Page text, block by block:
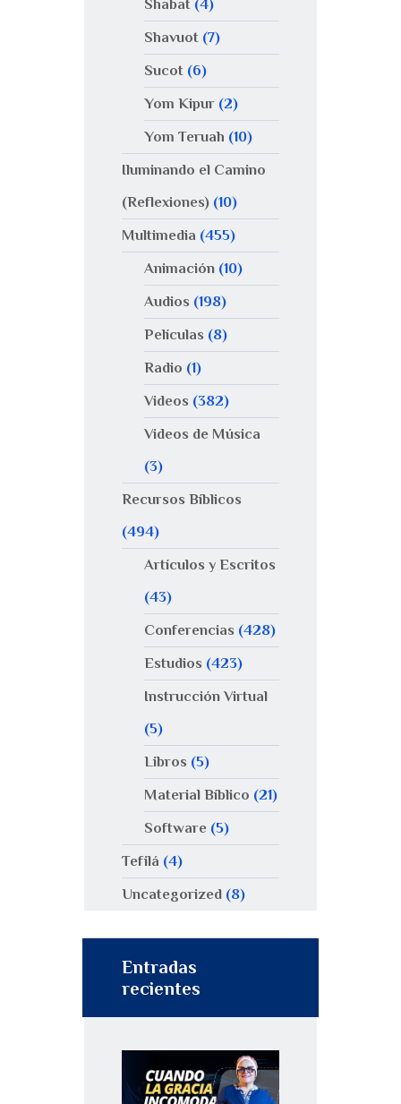
Shabat(4)
Shavuot(7)
Sucot(6)
Yom Kipur(2)
Yom Teruah (10)
Iluminando el Camino
(Reflexiones) (10)
Multimedia (455)
Animación(10)
Audios (198)
Películas (8)
Radio (1)
Videos (382)
Videos de Música
(3)
Recursos Bíblicos
(494)
Artículos y Escritos
(43)
Conferencias (428)
Estudios (423)
Instrucción Virtual
(5)
Libros (5)
Material Bíblico (21)
Software(5)
Tefilá (4)
Uncategorized (8)
Entradas
recientes